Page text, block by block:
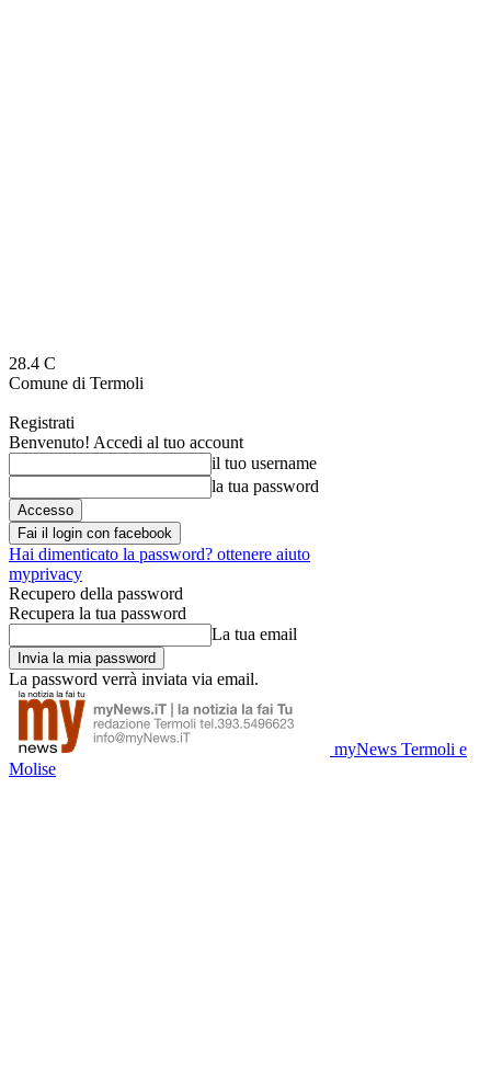
28.4 C
Comune di Termoli
Registrati
Benvenuto! Accedi al tuo account
il tuo username
la tua password
Fai il login con facebook
Hai dimenticato la password? ottenere aiuto
myprivacy
Recupero della password
Recupera la tua password
La tua email
La password verrà inviata via email.
myNews Termoli e
Molise